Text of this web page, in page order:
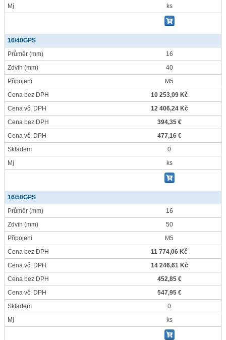
Mj
ks
16/40GPS
Průměr (mm)
16
Zdvih (mm)
40
Připojení
M5
Cena bez DPH
10 253,09 Kč
Cena vč. DPH
12 406,24 Kč
Cena bez DPH
394,35 €
Cena vč. DPH
477,16 €
Skladem
0
Mj
ks
16/50GPS
Průměr (mm)
16
Zdvih (mm)
50
Připojení
M5
Cena bez DPH
11 774,06 Kč
Cena vč. DPH
14 246,61 Kč
Cena bez DPH
452,85 €
Cena vč. DPH
547,95 €
Skladem
0
Mj
ks